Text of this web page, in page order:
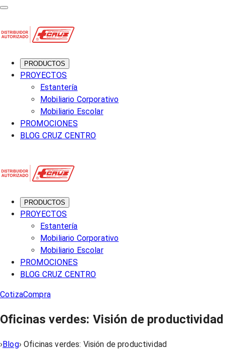
PRODUCTOS
PROYECTOS
Estantería
Mobiliario Corporativo
Mobiliario Escolar
PROMOCIONES
BLOG CRUZ CENTRO
PRODUCTOS
PROYECTOS
Estantería
Mobiliario Corporativo
Mobiliario Escolar
PROMOCIONES
BLOG CRUZ CENTRO
CotizaCompra
Oficinas verdes: Visión de productividad
› Blog›Oficinas verdes: Visión de productividad